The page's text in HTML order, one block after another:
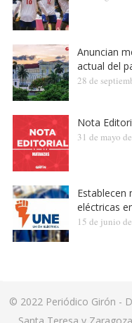
Anuncian
actual del
28 de
Nota
31 de mayo
Establecen
eléctricas
15 de junio
© 2022 Periódico Girón -
Santa Teresa y